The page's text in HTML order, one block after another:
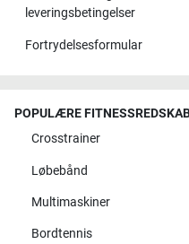
leveringsbetingelser
Fortrydelsesformular
POPULÆRE
Crosstrainer
Løbebånd
Multimaskiner
Bordtennis